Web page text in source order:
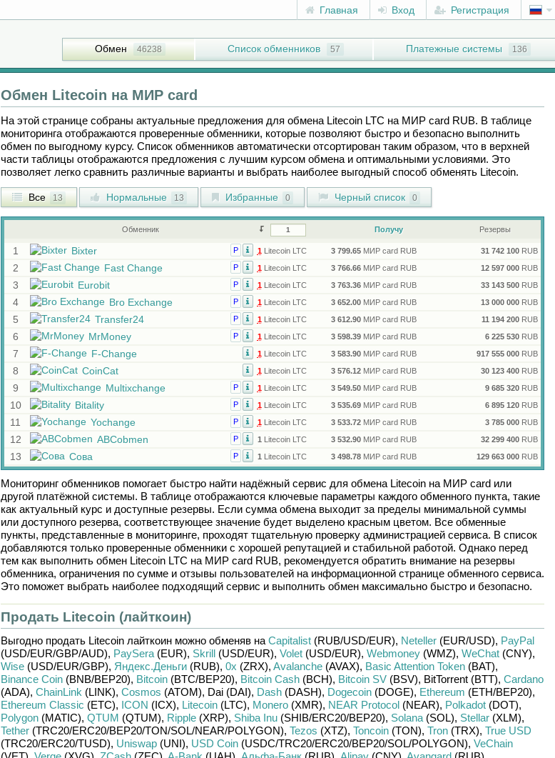
Главная Вход Регистрация
Обмен 46238 Список обменников 57 Платежные системы 136
Обмен Litecoin на МИР card
На этой странице собраны актуальные предложения для обмена Litecoin LTC на МИР card RUB. В таблице
мониторинга отображаются проверенные обменники, которые позволяют быстро и безопасно выполнить
обмен по выгодному курсу. Список обменников автоматически отсортирован таким образом, что в верхней
части таблицы отображаются предложения с лучшим курсом обмена и оптимальными условиями. Это
позволяет легко сравнить различные варианты и выбрать наиболее выгодный способ обменять Litecoin.
Все 13 Нормальные 13 Избранные 0 Черный список 0
Обменник Получу Резервы
1 Bixter Р 1Litecoin LTC 3 799.65МИР card RUB 31 742 100RUB
2 Fast Change Р 1Litecoin LTC 3 766.66МИР card RUB 12 597 000RUB
3 Eurobit Р 1Litecoin LTC 3 763.36МИР card RUB 33 143 500RUB
4 Bro Exchange Р 1Litecoin LTC 3 652.00МИР card RUB 13 000 000RUB
5 Transfer24 Р 1Litecoin LTC 3 612.90МИР card RUB 11 194 200RUB
6 MrMoney Р 1Litecoin LTC 3 598.39МИР card RUB 6 225 530RUB
7 F-Change 1Litecoin LTC 3 583.90МИР card RUB 917 555 000RUB
8 CoinCat 1Litecoin LTC 3 576.12МИР card RUB 30 123 400RUB
9 Multixchange Р 1Litecoin LTC 3 549.50МИР card RUB 9 685 320RUB
10 Bitality Р 1Litecoin LTC 3 535.69МИР card RUB 6 895 120RUB
11 Yochange Р 1Litecoin LTC 3 533.72МИР card RUB 3 785 000RUB
12 ABCobmen Р 1 Litecoin LTC 3 532.90МИР card RUB 32 299 400RUB
13 Сова Р 1 Litecoin LTC 3 498.78МИР card RUB 129 663 000RUB
Мониторинг обменников помогает быстро найти надёжный сервис для обмена Litecoinна МИР cardили
другой платёжной системы. В таблице отображаются ключевые параметры каждого обменного пункта, такие
как актуальный курс и доступные резервы. Если сумма обмена выходит за пределы минимальной суммы
или доступного резерва, соответствующее значение будет выделено красным цветом. Все обменные
пункты, представленные в мониторинге, проходят тщательную проверку администрацией сервиса. В список
добавляются только проверенные обменники с хорошей репутацией и стабильной работой. Однако перед
тем как выполнить обмен Litecoin LTC на МИР card RUB, рекомендуется обратить внимание на резервы
обменника, ограничения по сумме и отзывы пользователей на информационной странице обменного сервиса.
Это поможет выбрать наиболее подходящий сервис и выполнить обмен максимально быстро и безопасно.
Продать Litecoin (лайткоин)
Выгодно продать Litecoin лайткоинможно обменяв на Capitalist(RUB/USD/EUR), Neteller(EUR/USD), PayPal
(USD/EUR/GBP/AUD), PaySera(EUR), Skrill(USD/EUR), Volet(USD/EUR), Webmoney(WMZ), WeChat(CNY),
Wise(USD/EUR/GBP), Яндекс.Деньги(RUB), 0x (ZRX), Avalanche(AVAX), Basic Attention Token(BAT),
Binance Coin(BNB/BEP20), Bitcoin(BTC/BEP20), Bitcoin Cash(BCH), Bitcoin SV(BSV), BitTorrent (BTT), Cardano
(ADA), ChainLink (LINK), Cosmos (ATOM), Dai (DAI), Dash(DASH), Dogecoin(DOGE), Ethereum (ETH/BEP20),
Ethereum Classic (ETC), ICON (ICX), Litecoin(LTC), Monero(XMR), NEAR Protocol(NEAR), Polkadot(DOT),
Polygon(MATIC), QTUM (QTUM), Ripple(XRP), Shiba Inu(SHIB/ERC20/BEP20), Solana(SOL), Stellar(XLM),
Tether(TRC20/ERC20/BEP20/TON/SOL/NEAR/POLYGON), Tezos (XTZ), Toncoin(TON), Tron(TRX), True USD
(TRC20/ERC20/TUSD), Uniswap(UNI), USD Coin(USDC/TRC20/ERC20/BEP20/SOL/POLYGON), VeChain